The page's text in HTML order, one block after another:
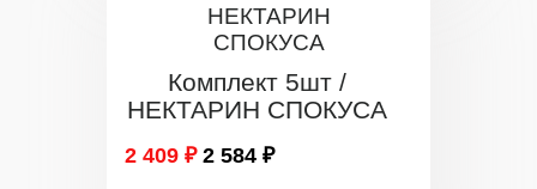
Комплект 5шт /
НЕКТАРИН СПОКУСА
2 409 ₽ 2 584 ₽